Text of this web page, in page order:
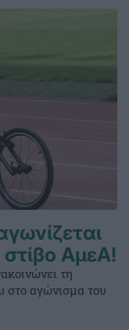
ΑμεΑ!
τη
στο αγώνισμα του